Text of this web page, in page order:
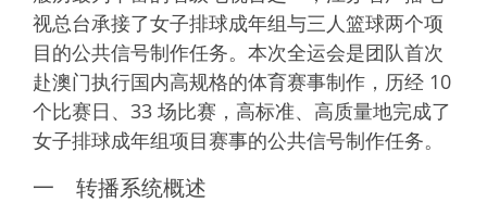
视总台承接了女子排球成年组与三人篮球两个项
目的公共信号制作任务。本次全运会是团队首次
赴澳门执行国内高规格的体育赛事制作，历经 10
个比赛日、33 场比赛，高标准、高质量地完成了
女子排球成年组项目赛事的公共信号制作任务。
一 转播系统概述